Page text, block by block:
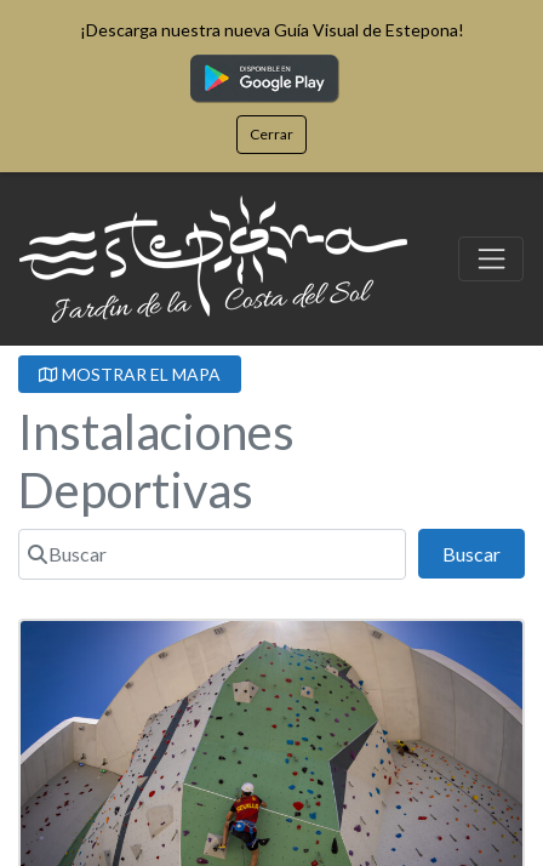
¡Descarga nuestra nueva Guía Visual de Estepona!
Cerrar
MOSTRAR EL MAPA
Instalaciones
Deportivas
Buscar
Buscar